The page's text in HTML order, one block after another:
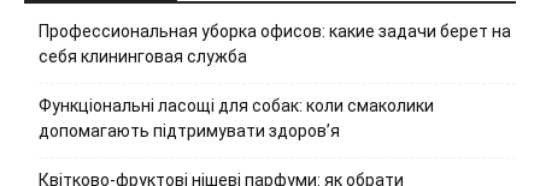
Профессиональная уборка офисов: какие задачи берет на
себя клининговая служба
Функціональні ласощі для собак: коли смаколики
допомагають підтримувати здоров’я
Квітково-фруктові нішеві парфуми: як обрати